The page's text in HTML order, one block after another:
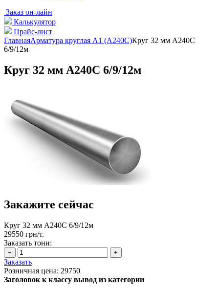
Заказ он-лайн
Калькулятор
Прайс-лист
ГлавнаяАрматура круглая А1 (А240C)Круг 32 мм А240С
6/9/12м
Круг 32 мм А240С 6/9/12м
Закажите сейчас
Круг 32 мм А240С 6/9/12м
29550 грн/т.
Заказать тонн:
Заказать
Розничная цена: 29750
Заголовок к классу вывод из категории